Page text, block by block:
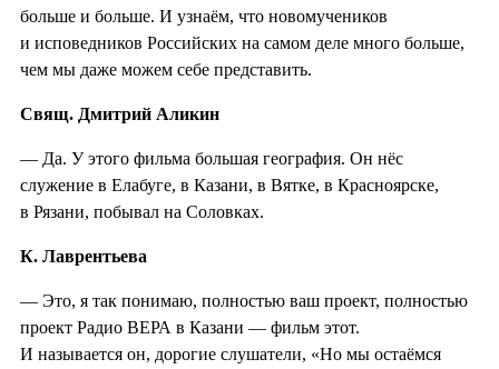
больше и больше. И узнаём, что новомучеников
и исповедников Российских на самом деле много больше,
чем мы даже можем себе представить.
Свящ. Дмитрий Аликин
— Да. У этого фильма большая география. Он нёс
служение в Елабуге, в Казани, в Вятке, в Красноярске,
в Рязани, побывал на Соловках.
К. Лаврентьева
— Это, я так понимаю, полностью ваш проект, полностью
проект Радио ВЕРА в Казани — фильм этот.
И называется он, дорогие слушатели, «Но мы остаёмся